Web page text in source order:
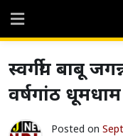
content
स्वर्गीय बाबू
वर्षगांठ
Posted on